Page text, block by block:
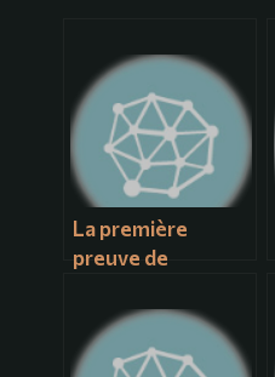
La première
preuve de
point fortifié à
Vendôme se